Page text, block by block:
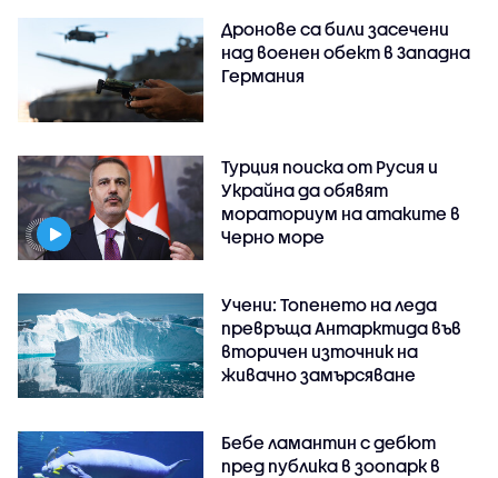
Дронове са били засечени
над военен обект в Западна
Германия
Турция поиска от Русия и
Украйна да обявят
мораториум на атаките в
Черно море
Учени: Топенето на леда
превръща Антарктида във
вторичен източник на
живачно замърсяване
Бебе ламантин с дебют
пред публика в зоопарк в